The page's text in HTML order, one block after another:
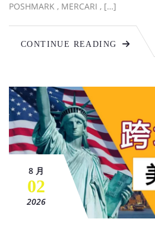
POSHMARK , MERCARI , […]
CONTINUE READING
8 月
02
2026